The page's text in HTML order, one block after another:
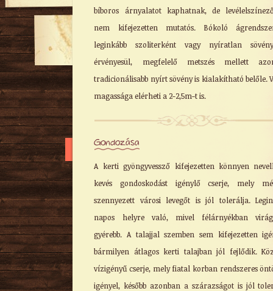
bíboros árnyalatot kaphatnak, de
nem kifejezetten mutatós. Bókoló
leginkább szoliterként vagy nyíratlan
érvényesül, megfelelő metszés mellett
tradicionálisabb nyírt sövény is kialakítható belőle.
magassága elérheti a 2-2,5m-t is.
Gondozása
A kerti gyöngyvessző kifejezetten könnyen
kevés gondoskodást igénylő cserje, mely
szennyezett városi levegőt is jól tolerálja.
napos helyre való, mivel félárnyékban
gyérebb. A talajjal szemben sem kifejezetten
bármilyen átlagos kerti talajban jól fejlődik.
vízigényű cserje, mely fiatal korban rendszeres
igényel, később azonban a szárazságot is jól